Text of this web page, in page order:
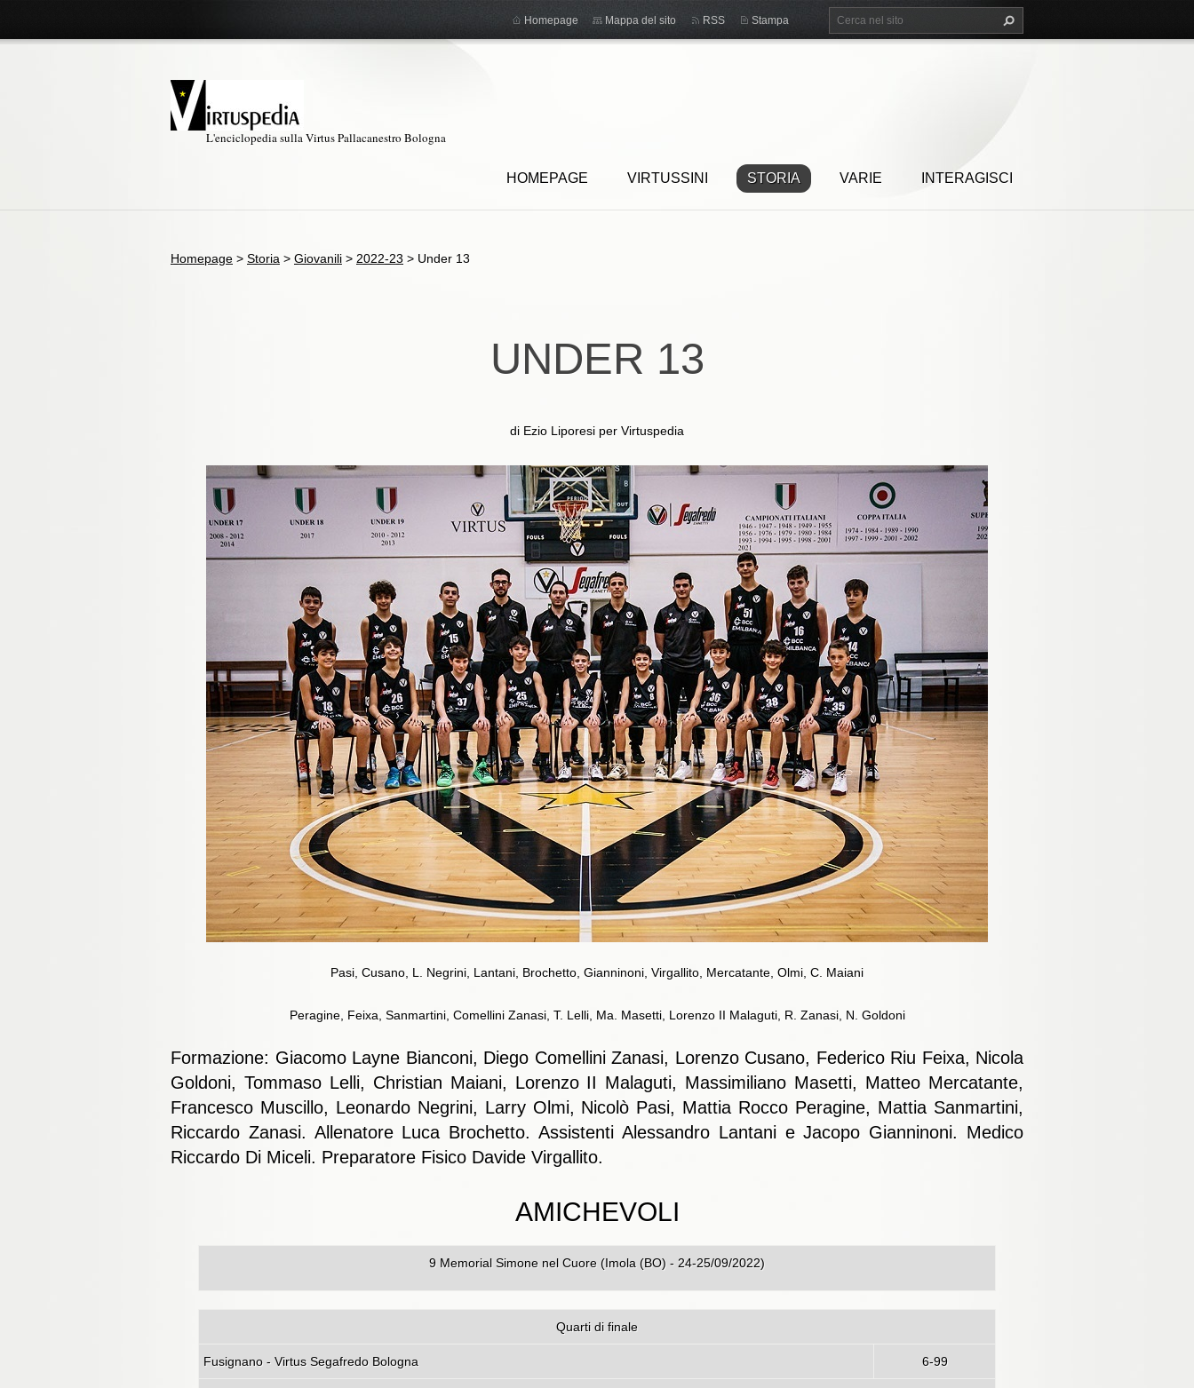
L'enciclopedia sulla Virtus Pallacanestro Bologna
HOMEPAGE VIRTUSSINI STORIA VARIE INTERAGISCI
Homepage Mappa del sito RSS Stampa
Homepage > Storia > Giovanili > 2022-23 > Under 13
UNDER 13
di Ezio Liporesi per Virtuspedia
Pasi, Cusano, L. Negrini, Lantani, Brochetto, Gianninoni, Virgallito, Mercatante, Olmi, C. Maiani
Peragine, Feixa, Sanmartini, Comellini Zanasi, T. Lelli, Ma. Masetti, Lorenzo II Malaguti, R. Zanasi, N. Goldoni
Formazione: Giacomo Layne Bianconi, Diego Comellini Zanasi, Lorenzo Cusano, Federico Riu Feixa, Nicola
Goldoni, Tommaso Lelli, Christian Maiani, Lorenzo II Malaguti, Massimiliano Masetti, Matteo Mercatante,
Francesco Muscillo, Leonardo Negrini, Larry Olmi, Nicolò Pasi, Mattia Rocco Peragine, Mattia Sanmartini,
Riccardo Zanasi. Allenatore Luca Brochetto. Assistenti Alessandro Lantani e Jacopo Gianninoni. Medico
Riccardo Di Miceli. Preparatore Fisico Davide Virgallito.
AMICHEVOLI
9 Memorial Simone nel Cuore (Imola (BO) - 24-25/09/2022)
Quarti di finale
Fusignano - Virtus Segafredo Bologna 6-99